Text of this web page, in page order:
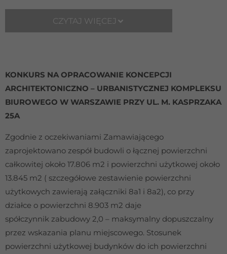
CZYTAJ WIĘCEJ
KONKURS NA OPRACOWANIE KONCEPCJI
ARCHITEKTONICZNO – URBANISTYCZNEJ KOMPLEKSU
BIUROWEGO W WARSZAWIE PRZY UL. M. KASPRZAKA
25A
Zgodnie z oczekiwaniami Zamawiającego
zaprojektowano zespół budowli o łącznej powierzchni
całkowitej około 17.806 m2 i powierzchni użytkowej około
13.845 m2 ( szczegółowe zestawienie powierzchni
użytkowych zawierają załączniki 8a1 i 8a2), co przy
działce o powierzchni 8.903 m2 daje
spółczynnik zabudowy 2,0 – maksymalny dopuszczalny
przez wskazania planu miejscowego. Stosunek
powierzchni użytkowej budynków do ich powierzchni